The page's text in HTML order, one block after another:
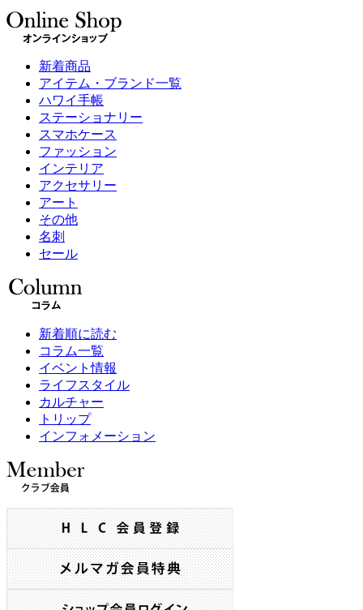
新着商品
アイテム・ブランド一覧
ハワイ手帳
ステーショナリー
スマホケース
ファッション
インテリア
アクセサリー
アート
その他
名刺
セール
新着順に読む
コラム一覧
イベント情報
ライフスタイル
カルチャー
トリップ
インフォメーション